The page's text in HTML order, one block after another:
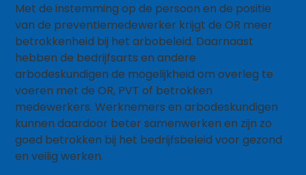
Met de instemming op de persoon en de positie
van de preventiemedewerker krijgt de OR meer
betrokkenheid bij het arbobeleid. Daarnaast
hebben de bedrijfsarts en andere
arbodeskundigen de mogelijkheid om overleg te
voeren met de OR, PVT of betrokken
medewerkers. Werknemers en arbodeskundigen
kunnen daardoor beter samenwerken en zijn zo
goed betrokken bij het bedrijfsbeleid voor gezond
en veilig werken.